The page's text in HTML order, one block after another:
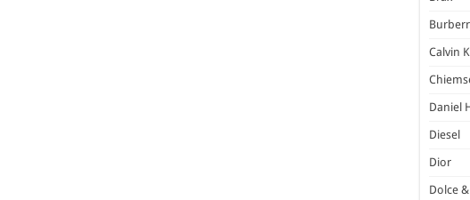
Calvin
Daniel
Diesel
Dior
Dolce